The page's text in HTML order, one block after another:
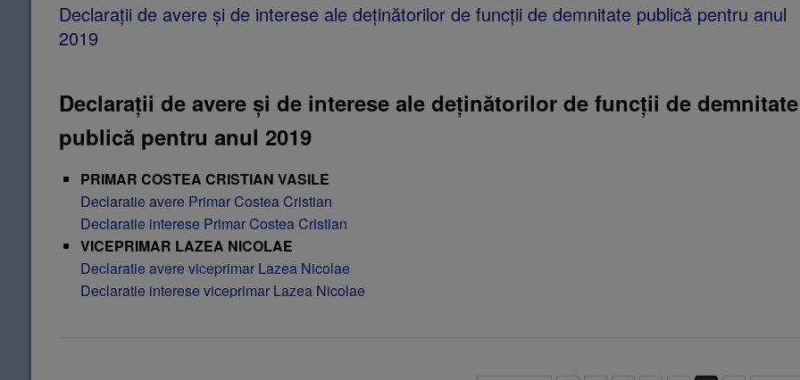
Declarații de avere și de interese ale deținătorilor de funcții de demnitate publică pentru anul
2019
Declarații de avere și de interese ale deținătorilor de funcții de demnitate
publică pentru anul 2019
PRIMAR COSTEA CRISTIAN VASILE
Declaratie avere Primar Costea Cristian
Declaratie interese Primar Costea Cristian
VICEPRIMAR LAZEA NICOLAE
Declaratie avere viceprimar Lazea Nicolae
Declaratie interese viceprimar Lazea Nicolae